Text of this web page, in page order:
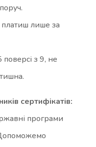
лише за
з 9, не
сертифікатів:
програми